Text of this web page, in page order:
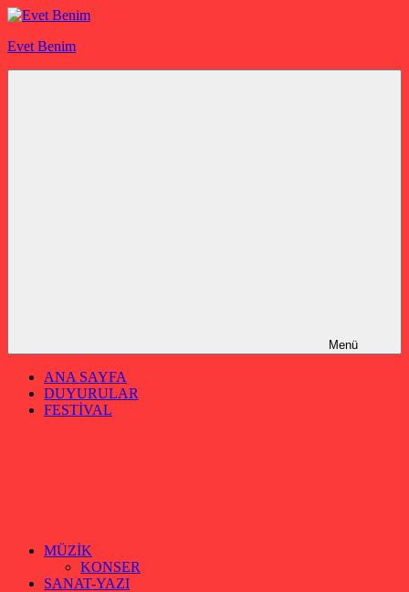
İçeriğe
Evet Benim
Menü
ANA SAYFA
DUYURULAR
FESTİVAL
MÜZİK
KONSER
SANAT-YAZI